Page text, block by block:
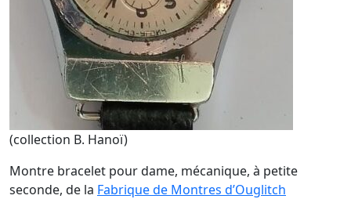
(collection B. Hanoï)
Montre bracelet pour dame, mécanique, à petite
seconde, de la Fabrique de Montres d’Ouglitch